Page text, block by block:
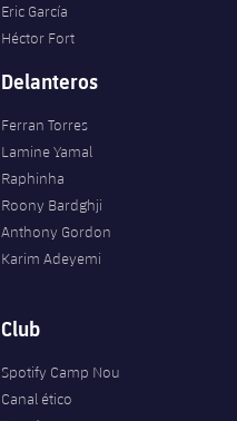
Eric García
Héctor Fort
Delanteros
Ferran Torres
Lamine Yamal
Raphinha
Roony Bardghji
Anthony Gordon
Karim Adeyemi
Club
Spotify Camp Nou
Canal ético